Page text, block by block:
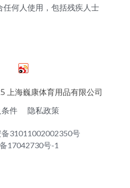
任何人使用，包括残疾人士
上海巍康体育用品有限公司
件
隐私政策
31011002002350号
17042730号-1